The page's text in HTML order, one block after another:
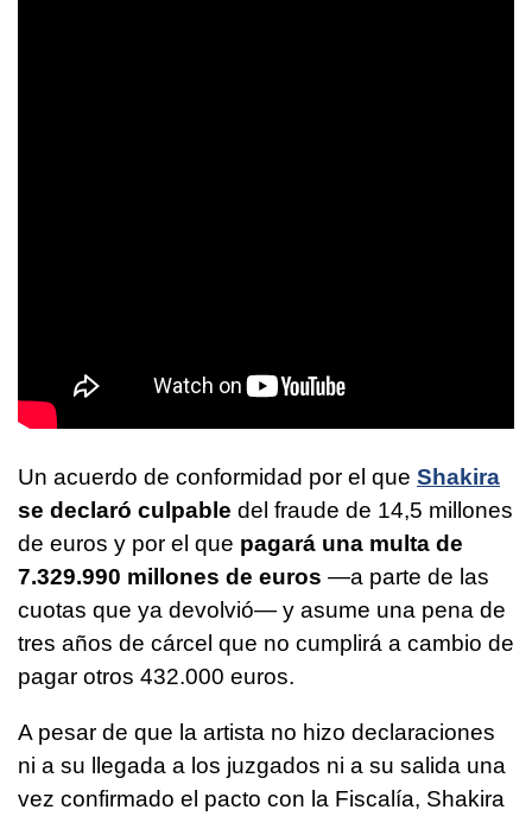
Un acuerdo de conformidad por el que Shakira
se declaró culpable del fraude de 14,5 millones
de euros y por el que pagará una multa de
7.329.990 millones de euros —a parte de las
cuotas que ya devolvió— y asume una pena de
tres años de cárcel que no cumplirá a cambio de
pagar otros 432.000 euros.
A pesar de que la artista no hizo declaraciones
ni a su llegada a los juzgados ni a su salida una
vez confirmado el pacto con la Fiscalía, Shakira